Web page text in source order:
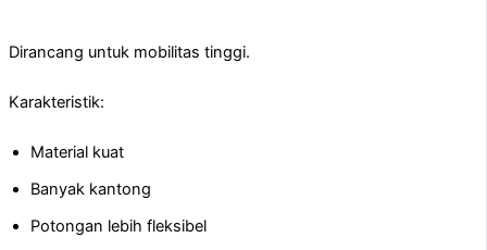
Dirancang untuk mobilitas tinggi.
Karakteristik:
Material kuat
Banyak kantong
Potongan lebih fleksibel